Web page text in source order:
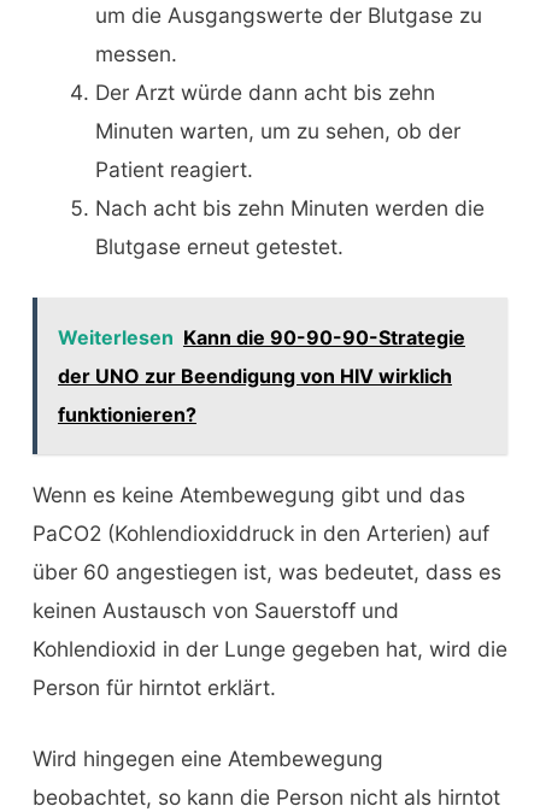
um die Ausgangswerte der Blutgase zu
messen.
Der Arzt würde dann acht bis zehn
Minuten warten, um zu sehen, ob der
Patient reagiert.
Nach acht bis zehn Minuten werden die
Blutgase erneut getestet.
Weiterlesen Kann die 90-90-90-Strategie
der UNO zur Beendigung von HIV wirklich
funktionieren?
Wenn es keine Atembewegung gibt und das
PaCO2 (Kohlendioxiddruck in den Arterien) auf
über 60 angestiegen ist, was bedeutet, dass es
keinen Austausch von Sauerstoff und
Kohlendioxid in der Lunge gegeben hat, wird die
Person für hirntot erklärt.
Wird hingegen eine Atembewegung
beobachtet, so kann die Person nicht als hirntot